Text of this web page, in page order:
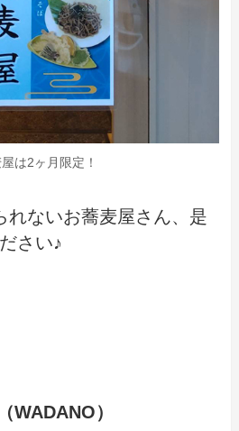
は2ヶ月限定！
れないお蕎麦屋さん、是
さい♪
WADANO）